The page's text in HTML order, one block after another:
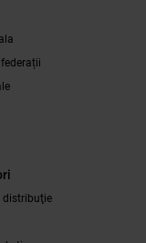
distribuţie